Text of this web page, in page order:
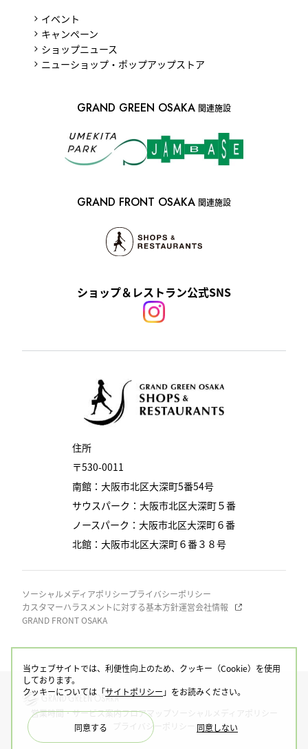
当ウェブサイトでは、利便性向上のため、クッキー（Cookie）を使用
しております。
クッキーについては「サイトポリシー 」をお読みください。
同意する 同意しない
住所
〒530-0011
南館：大阪市北区大深町5番54号
サウスパーク：大阪市北区大深町５番
ノースパーク：大阪市北区大深町６番
北館：大阪市北区大深町６番３８号
ソーシャルメディアポリシープライバシーポリシー
カスタマーハラスメントに対する基本方針運営会社情報
GRAND FRONT OSAKA
イベント
キャンペーン
ショップニュース
ニューショップ・ポップアップストア
ショップ＆レストラン公式SNS
GRAND GREEN OSAKA 関連施設
GRAND FRONT OSAKA 関連施設
営業時間・サービス案内フロアマップ
ソーシャルメディアポリシー
プライバシーポリシー